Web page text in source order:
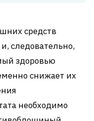
средств
следовательно,
здоровью
снижает их
необходимо